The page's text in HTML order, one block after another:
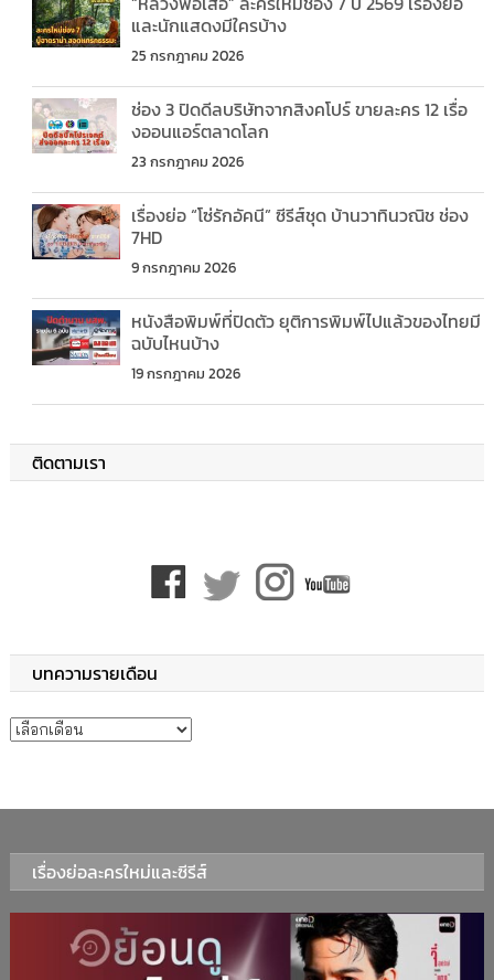
และนักแสดงมีใครบ้าง
25 กรกฎาคม 2026
ช่อง 3 ปิดดีลบริษัทจากสิงคโปร์ ขายละคร 12 เรื่อ
งออนแอร์ตลาดโลก
23 กรกฎาคม 2026
เรื่องย่อ “โซ่รักอัคนี” ซีรีส์ชุด บ้านวาทินวณิช ช่อง
7HD
9 กรกฎาคม 2026
หนังสือพิมพ์ที่ปิดตัว ยุติการพิมพ์ไปแล้วของไทยมี
ฉบับไหนบ้าง
19 กรกฎาคม 2026
ติดตามเรา
บทความรายเดือน
บทความรายเดือน
เรื่องย่อละครใหม่และซีรีส์